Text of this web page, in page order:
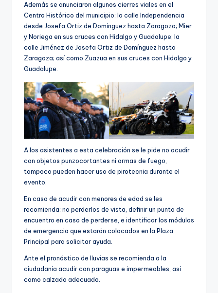
Además se anunciaron algunos cierres viales en el
Centro Histórico del municipio: la calle Independencia
desde Josefa Ortiz de Domínguez hasta Zaragoza; Mier
y Noriega en sus cruces con Hidalgo y Guadalupe; la
calle Jiménez de Josefa Ortiz de Domínguez hasta
Zaragoza; así como Zuazua en sus cruces con Hidalgo y
Guadalupe.
A los asistentes a esta celebración se le pide no acudir
con objetos punzocortantes ni armas de fuego,
tampoco pueden hacer uso de pirotecnia durante el
evento.
En caso de acudir con menores de edad se les
recomienda: no perderlos de vista, definir un punto de
encuentro en caso de perderse, e identificar los módulos
de emergencia que estarán colocados en la Plaza
Principal para solicitar ayuda.
Ante el pronóstico de lluvias se recomienda a la
ciudadanía acudir con paraguas e impermeables, así
como calzado adecuado.